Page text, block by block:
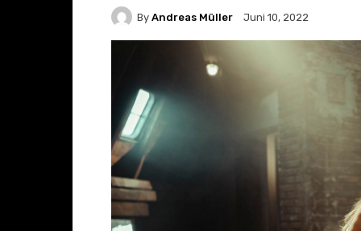
By Andreas Müller Juni 10, 2022